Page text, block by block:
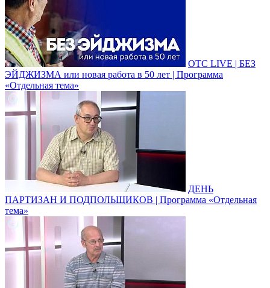
ОТС LIVE | БЕЗ
ЭЙДЖИЗМА или новая работа в 50 лет | Программа
«Отдельная тема»
ДЕНЬ
ПАРТИЗАН И ПОДПОЛЬЩИКОВ | Программа «Отдельная
тема»